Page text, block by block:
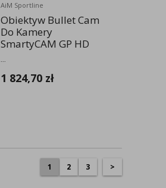
AiM Sportline
Obiektyw Bullet Cam
Do Kamery
SmartyCAM GP HD
1 824,70 zł
1 2 3 >